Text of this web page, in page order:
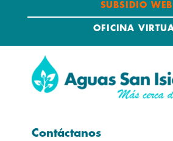
SUBSIDIO WEB
OFICINA
Contáctanos